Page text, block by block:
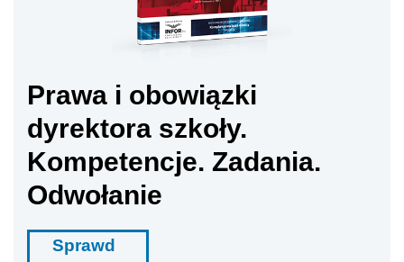
Prawa i obowiązki
dyrektora szkoły.
Kompetencje. Zadania.
Odwołanie
Sprawd